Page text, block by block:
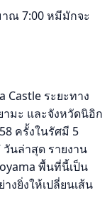
ณ 7:00 หมีมักจะ
Castle ระยะทาง
มะ และจังหวัดนิอิก
ครั้งในรัศมี 5
วันล่าสุด รายงาน
พื้นที่นี้เป็น
งยิ่งให้เปลี่ยนเส้น